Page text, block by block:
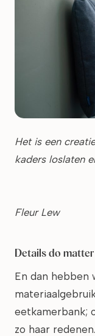
Het is een
kaders loslaten
Fleur Lew
Details do matter
En dan hebben
eetkamerbank;
zo haar